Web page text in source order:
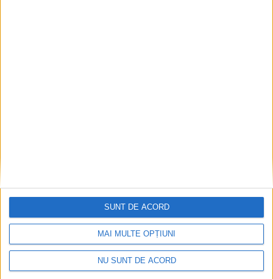
MAI MULTE OPȚIUNI
NU SUNT DE ACORD
SUNT DE ACORD